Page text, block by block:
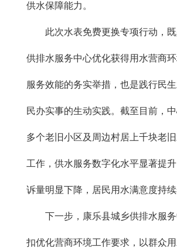
供水保障能力。
此次水表免费更换专项行动，
供排水服务中心优化获得用水营商
服务效能的务实举措，也是践行民
民办实事的生动实践。截至目前，
多个老旧小区及周边村居上千块老
工作，供水服务数字化水平显著提
诉量明显下降，居民用水满意度持续
下一步，康乐县城乡供排水服
扣优化营商环境工作要求，以群众